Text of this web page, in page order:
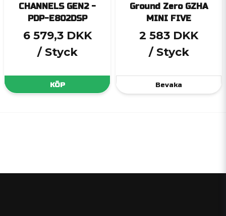
CHANNELS GEN2 -
PDP-E802DSP
6 579,3 DKK
/ Styck
KÖP
Ground Zero GZHA
MINI FIVE
2 583 DKK
/ Styck
Bevaka